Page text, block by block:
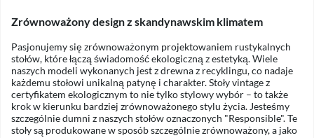
Zrównoważony design z skandynawskim klimatem
Pasjonujemy się zrównoważonym projektowaniem rustykalnych
stołów, które łączą świadomość ekologiczną z estetyką. Wiele
naszych modeli wykonanych jest z drewna z recyklingu, co nadaje
każdemu stołowi unikalną patynę i charakter. Stoły vintage z
certyfikatem ekologicznym to nie tylko stylowy wybór – to także
krok w kierunku bardziej zrównoważonego stylu życia. Jesteśmy
szczególnie dumni z naszych stołów oznaczonych "Responsible". Te
stoły są produkowane w sposób szczególnie zrównoważony, a jako